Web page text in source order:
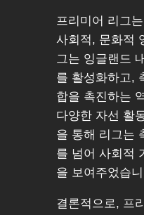
프리미어 리그
사회적, 문화적
그는 잉글랜드
를 활성화하고,
합을 촉진하는
다양한 자선 활
을 통해 리그는
를 넘어 사회적
을 보여주었습
결론적으로, 프